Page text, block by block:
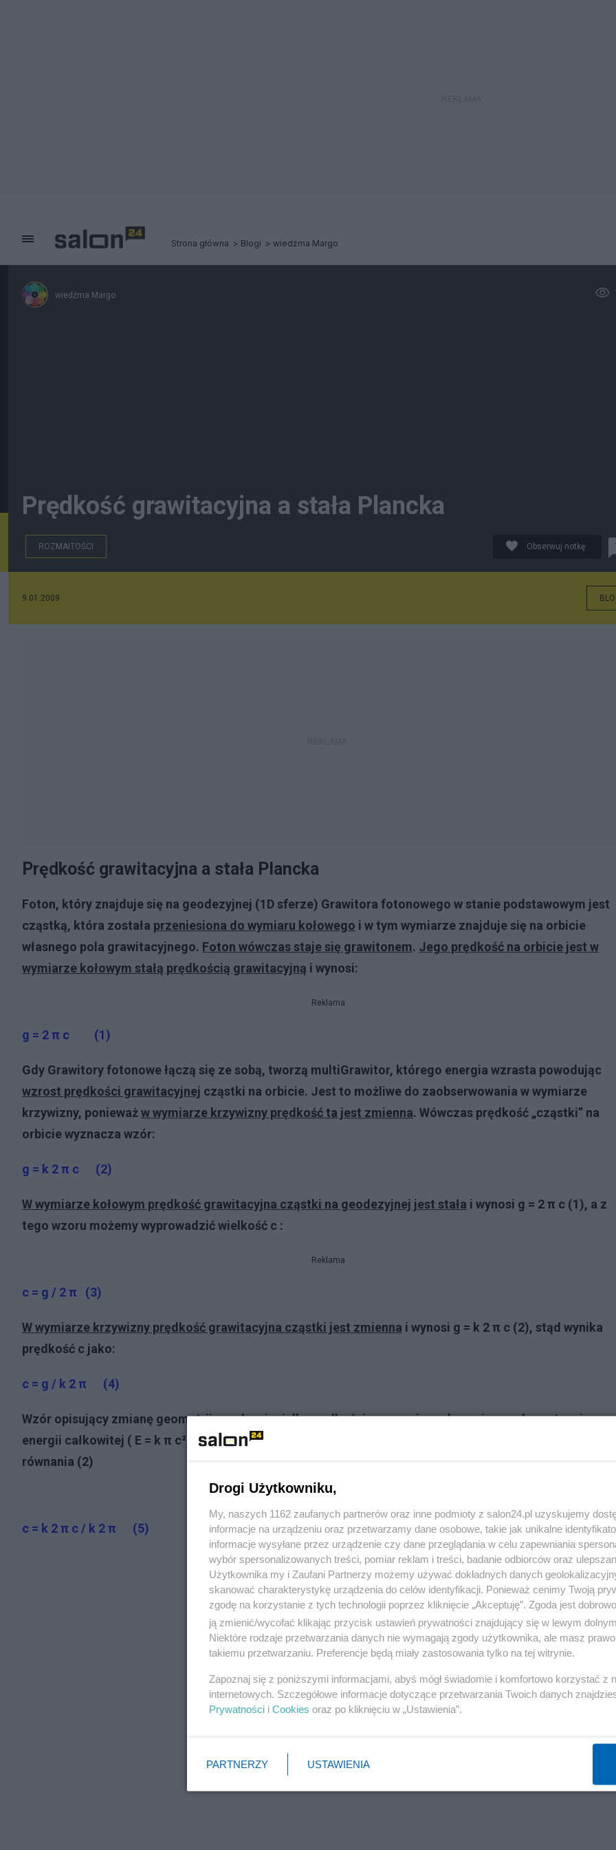
Strona główna Blogi wiedźma Margo
wiedźma Margo
Prędkość grawitacyjna a stała Plancka
ROZMAITOŚCI Obserwuj notkę
9.01.2009
Prędkość grawitacyjna a stała Plancka
Foton, który znajduje się na geodezyjnej (1D sferze) Grawitora fotonowego w stanie podstawowym jest
cząstką, która została przeniesiona do wymiaru kołowego i w tym wymiarze znajduje się na orbicie
własnego pola grawitacyjnego. Foton wówczas staje się grawitonem. Jego prędkość na orbicie jest w
wymiarze kołowym stałą prędkością grawitacyjną i wynosi:
Reklama
g = 2 π c (1)
Gdy Grawitory fotonowe łączą się ze sobą, tworzą multiGrawitor, którego energia wzrasta powodując
wzrost prędkości grawitacyjnej cząstki na orbicie. Jest to możliwe do zaobserwowania w wymiarze
krzywizny, ponieważw wymiarze krzywizny prędkość ta jest zmienna. Wówczas prędkość „cząstki” na
orbicie wyznacza wzór:
g = k 2 π c (2)
W wymiarze kołowym prędkość grawitacyjna cząstki na geodezyjnej jest stała i wynosi g = 2π c (1), a z
tego wzoru możemy wyprowadzić wielkość c :
Reklama
c = g / 2 π (3)
W wymiarze krzywizny prędkość grawitacyjna cząstki jest zmienna i wynosi g = k 2π c (2), stąd wynika
prędkość c jako:
c = g / k 2 π (4)
Wzór opisujący zmianę geometrii geodezyjnej dla prędkości c w wymiarze krzywizny, gdy następuje
energii całkowitej ( E = k π c²). Dlatego teraz podstawiamy pod prędkość grawitacyjną g prawą stronę
równania (2)
Reklama
c = k 2 π c / k 2 π (5)
Drogi Użytkowniku,
My, naszych 1162 zaufanych partnerów oraz inne podmioty z salon24.pl uzyskujemy
informacje na urządzeniu oraz przetwarzamy dane osobowe, takie jak unikalne
informacje wysyłane przez urządzenie czy dane przeglądania w celu zapewniania
wybór spersonalizowanych treści, pomiar reklam i treści, badanie odbiorców oraz
Użytkownika my i Zaufani Partnerzy możemy używać dokładnych danych
skanować charakterystykę urządzenia do celów identyfikacji. Ponieważ cenimy Twoją
zgodę na korzystanie z tych technologii poprzez kliknięcie „Akceptuję”. Zgoda jest
ją zmienić/wycofać klikając przycisk ustawień prywatności znajdujący się w lewym
Niektóre rodzaje przetwarzania danych nie wymagają zgody użytkownika, ale masz
takiemu przetwarzaniu. Preferencje będą miały zastosowania tylko na tej witrynie.
Zapoznaj się z poniższymi informacjami, abyś mógł świadomie i komfortowo korzystać z
internetowych. Szczegółowe informacje dotyczące przetwarzania Twoich danych
Prywatności i Cookies oraz po kliknięciu w „Ustawienia”.
PARTNERZY USTAWIENIA